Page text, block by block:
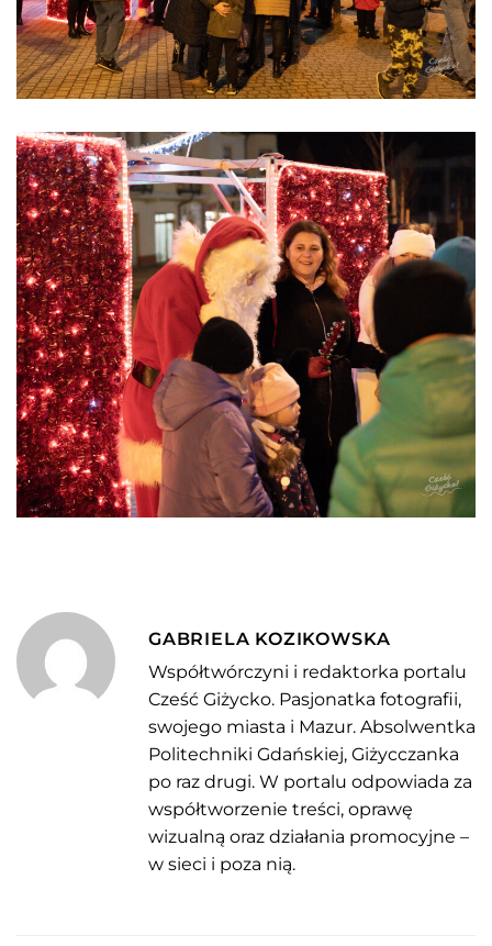
GABRIELA KOZIKOWSKA
Współtwórczyni i redaktorka portalu
Cześć Giżycko. Pasjonatka fotografii,
swojego miasta i Mazur. Absolwentka
Politechniki Gdańskiej, Giżycczanka
po raz drugi. W portalu odpowiada za
współtworzenie treści, oprawę
wizualną oraz działania promocyjne –
w sieci i poza nią.